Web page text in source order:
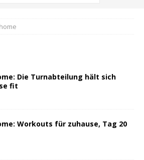
Die Turnabteilung hält sich
fit
Workouts für zuhause, Tag 20